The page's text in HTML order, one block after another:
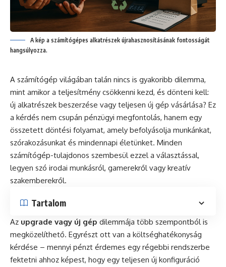
A kép a számítógépes alkatrészek újrahasznosításának fontosságát
hangsúlyozza.
A számítógép világában talán nincs is gyakoribb dilemma,
mint amikor a teljesítmény csökkenni kezd, és dönteni kell:
új alkatrészek beszerzése vagy teljesen új gép vásárlása? Ez
a kérdés nem csupán pénzügyi megfontolás, hanem egy
összetett döntési folyamat, amely befolyásolja munkánkat,
szórakozásunkat és mindennapi életünket. Minden
számítógép-tulajdonos szembesül ezzel a választással,
legyen szó irodai munkásról, gamerekről vagy kreatív
szakemberekről.
Tartalom
Az upgrade vagy új gép dilemmája több szempontból is
megközelíthető. Egyrészt ott van a költséghatékonyság
kérdése – mennyi pénzt érdemes egy régebbi rendszerbe
fektetni ahhoz képest, hogy egy teljesen új konfiguráció